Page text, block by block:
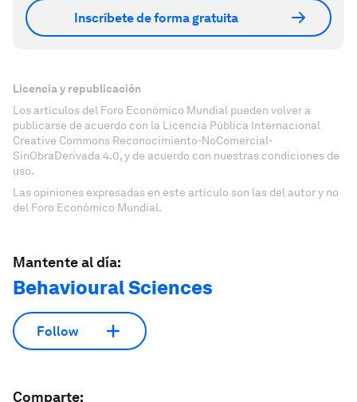
Inscríbete de forma gratuita
Licencia y republicación
Los artículos del Foro Económico Mundial pueden volver a
publicarse de acuerdo con la Licencia Pública Internacional
Creative Commons Reconocimiento-NoComercial-
SinObraDerivada 4.0, y de acuerdo con nuestras condiciones de
uso.
Las opiniones expresadas en este artículo son las del autor y no
del Foro Económico Mundial.
Mantente al día:
Behavioural Sciences
Follow
Comparte: